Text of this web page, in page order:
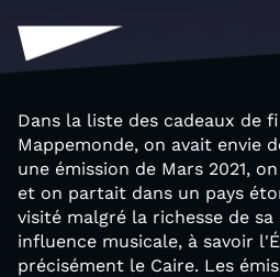
Dans la liste des cadeaux de
Mappemonde, on avait envie
une émission de Mars 2021,
et on partait dans un pays
visité malgré la richesse de
influence musicale, à savoir
précisément le Caire. Les